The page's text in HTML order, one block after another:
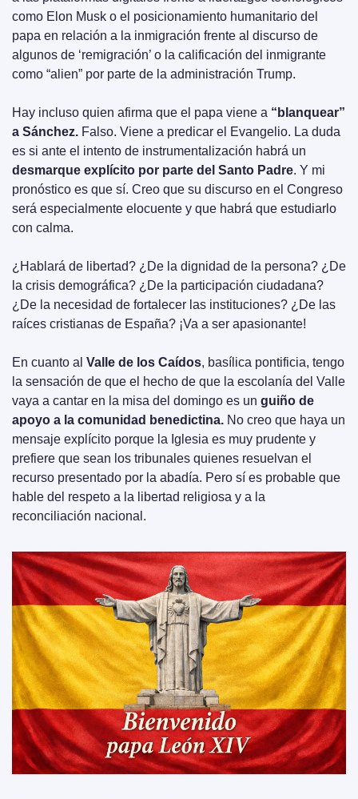
como Elon Musk o el posicionamiento humanitario del
papa en relación a la inmigración frente al discurso de
algunos de ‘remigración’ o la calificación del inmigrante
como “alien” por parte de la administración Trump.
Hay incluso quien afirma que el papa viene a “blanquear”
a Sánchez. Falso. Viene a predicar el Evangelio. La duda
desmarque explícito por parte del Santo Padre. Y mi
pronóstico es que sí. Creo que su discurso en el Congreso
será especialmente elocuente y que habrá que estudiarlo
con calma.
¿Hablará de libertad? ¿De la dignidad de la persona? ¿De
la crisis demográfica? ¿De la participación ciudadana?
¿De la necesidad de fortalecer las instituciones? ¿De las
raíces cristianas de España? ¡Va a ser apasionante!
En cuanto al Valle de los Caídos, basílica pontificia, tengo
la sensación de que el hecho de que la escolanía del Valle
vaya a cantar en la misa del domingo es un guiño de
apoyo a la comunidad benedictina. No creo que haya un
mensaje explícito porque la Iglesia es muy prudente y
prefiere que sean los tribunales quienes resuelvan el
recurso presentado por la abadía. Pero sí es probable que
hable del respeto a la libertad religiosa y a la
reconciliación nacional.